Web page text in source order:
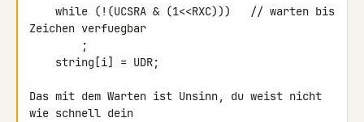
Zeichen verfuegbar
Das mit dem Warten ist Unsinn, du weist nicht
wie schnell dein